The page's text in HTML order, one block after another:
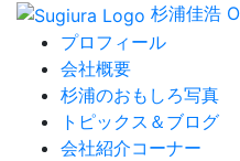
杉浦佳浩
プロフィール
会社概要
杉浦のおもしろ写真
トピックス＆ブログ
会社紹介コーナー